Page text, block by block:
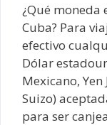
¿Qué moneda
Cuba? Para
efectivo
Dólar
Mexicano,
Suizo)
para ser